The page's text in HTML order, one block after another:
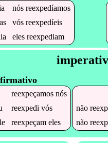
nós reexpedíamos
vós reexpedíeis
eles reexpediam
reexpeçamosnós
reexpedi vós
reexpeçameles
não
não